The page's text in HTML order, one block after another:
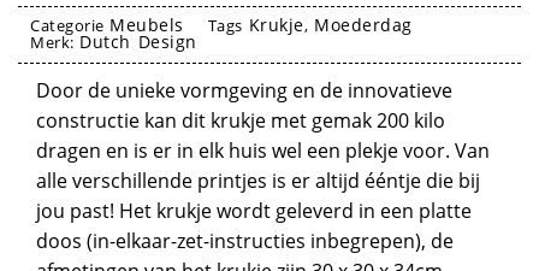
Dutch
Design
Categorie Meubels Tags Krukje, Moederdag
Merk: Dutch Design
Door de unieke vormgeving en de innovatieve
constructie kan dit krukje met gemak 200 kilo
dragen en is er in elk huis wel een plekje voor. Van
alle verschillende printjes is er altijd ééntje die bij
jou past! Het krukje wordt geleverd in een platte
doos (in-elkaar-zet-instructies inbegrepen), de